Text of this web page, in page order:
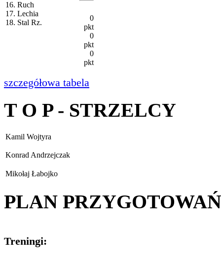
16. Ruch
17. Lechia
18. Stal Rz.
0
pkt
0
pkt
0
pkt
szczegółowa tabela
T O P - STRZELCY
Kamil Wojtyra
Konrad Andrzejczak
Mikołaj Łabojko
PLAN PRZYGOTOWAŃ
Treningi: